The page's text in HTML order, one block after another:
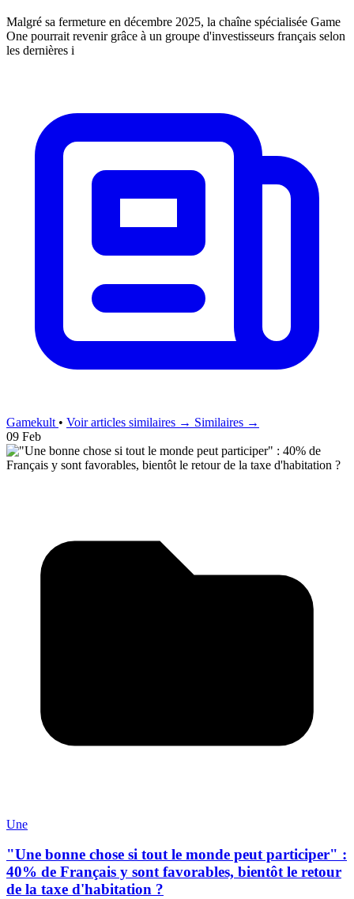
Malgré sa fermeture en décembre 2025, la chaîne spécialisée Game
One pourrait revenir grâce à un groupe d'investisseurs français selon
les dernières i
Gamekult • Voir articles similaires → Similaires →
09 Feb
Une
"Une bonne chose si tout le monde peut participer" :
40% de Français y sont favorables, bientôt le retour
de la taxe d'habitation ?